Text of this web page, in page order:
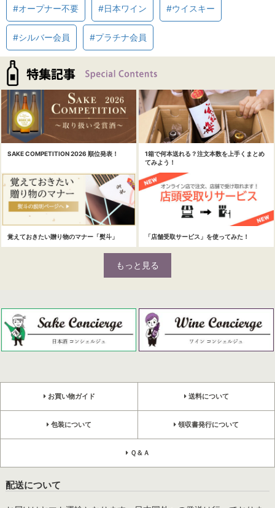
#オープナー不要 #日本ワイン #ウイスキー
#シルバー会員 #プラチナ会員
SAKE COMPETITION 2026 順位発表！
1箱で何本送れる？注文本数を上手くまとめ
てみよう！
覚えておきたい贈り物のマナー「熨斗」 「店舗受取サービス」を使ってみた！
もっと見る
お買い物ガイド 送料について
包装について 領収書発行について
Ｑ＆Ａ
配送について